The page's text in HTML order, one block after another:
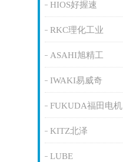
HIOS好握速
RKC理化工业
ASAHI旭精工
IWAKI易威奇
FUKUDA福田电机
KITZ北泽
LUBE